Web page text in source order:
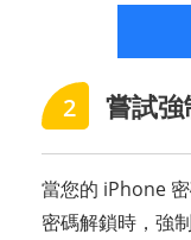
2 嘗試
當您的 iPhone
密碼解鎖時，強